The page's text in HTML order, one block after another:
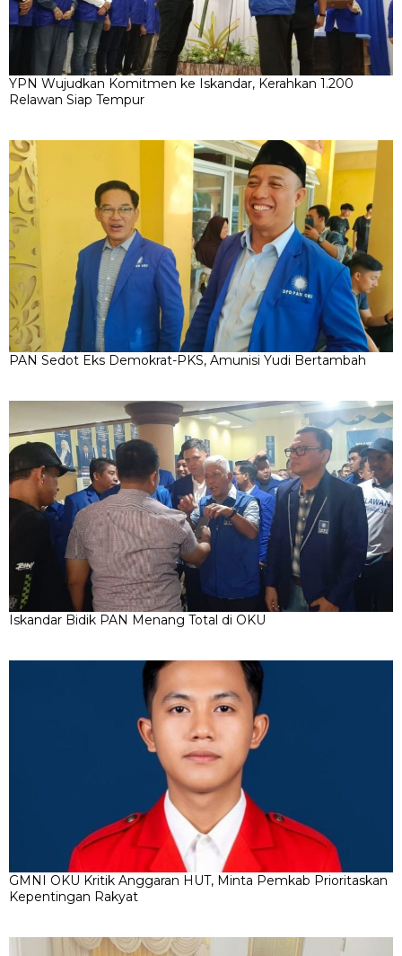
YPN Wujudkan Komitmen ke Iskandar, Kerahkan 1.200
Relawan Siap Tempur
PAN Sedot Eks Demokrat-PKS, Amunisi Yudi Bertambah
Iskandar Bidik PAN Menang Total di OKU
GMNI OKU Kritik Anggaran HUT, Minta Pemkab Prioritaskan
Kepentingan Rakyat